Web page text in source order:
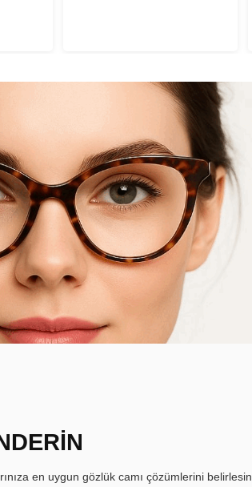
en uygun gözlük camı çözümlerini belirlesin.